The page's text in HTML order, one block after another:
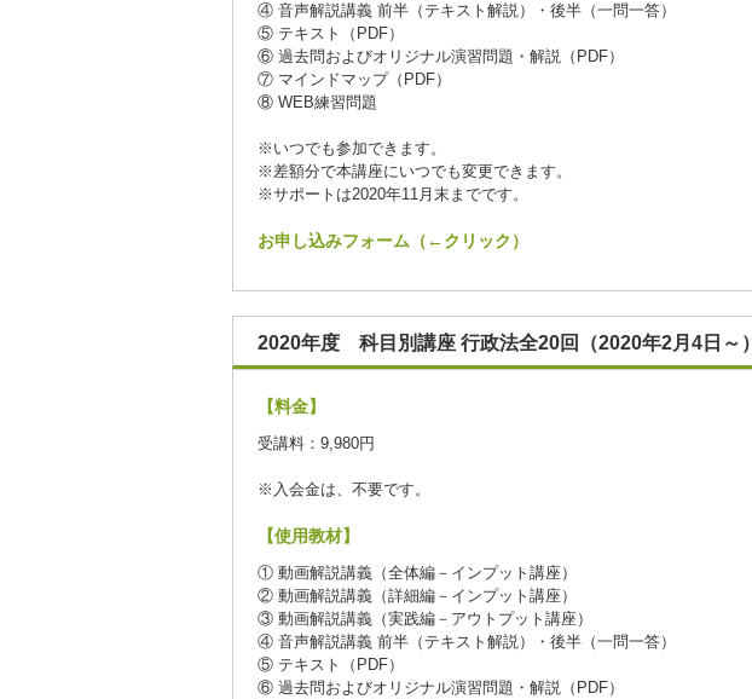
④ 音声解説講義 前半（テキスト解説）・後半（一問一答）
⑤ テキスト（PDF）
⑥ 過去問およびオリジナル演習問題・解説（PDF）
⑦ マインドマップ（PDF）
⑧ WEB練習問題
※いつでも参加できます。
※差額分で本講座にいつでも変更できます。
※サポートは2020年11月末までです。
お申し込みフォーム（←クリック）
2020年度 科目別講座 行政法全20回（2020年2月4日～）
【料金】
受講料：9,980円
※入会金は、不要です。
【使用教材】
① 動画解説講義（全体編－インプット講座）
② 動画解説講義（詳細編－インプット講座）
③ 動画解説講義（実践編－アウトプット講座）
④ 音声解説講義 前半（テキスト解説）・後半（一問一答）
⑤ テキスト（PDF）
⑥ 過去問およびオリジナル演習問題・解説（PDF）